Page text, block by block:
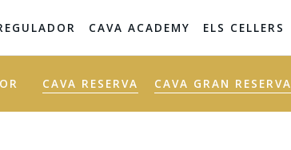
CAVA ACADEMY ELS CELLERS
CAVA RESERVA CAVA GRAN RESERVA